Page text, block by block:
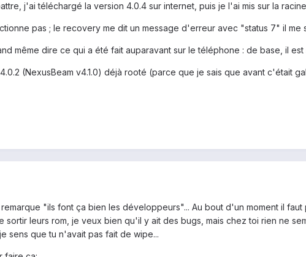
j'ai téléchargé la version 4.0.4 sur internet, puis je l'ai mis sur la
pas ; le recovery me dit un message d'erreur avec "status 7" il me
même dire ce qui a été fait auparavant sur le téléphone : de base, il
(NexusBeam v4.1.0) déjà rooté (parce que je sais que avant c'était
"ils font ça bien les développeurs"... Au bout d'un moment il
sortir leurs rom, je veux bien qu'il y ait des bugs, mais chez toi rien ne
sens que tu n'avait pas fait de wipe...